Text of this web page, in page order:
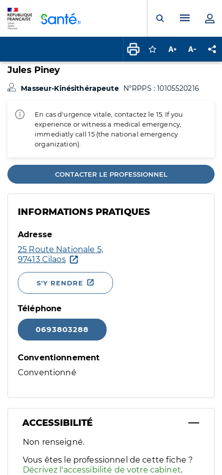
Ouvrir laMenu
Connectez-vous
Augmenter la
Jules Piney
Masseur-Kinésithérapeute N°RPPS : 10105520216
En cas d'urgence vitale, contactez le 15. If you
experience or witness a medical emergency,
immediatly call 15 (the national emergency
organization).
CONTACTER LE PROFESSIONNEL
INFORMATIONS PRATIQUES
Adresse
25 Route Nationale 5,
97413 Cilaos
S'Y RENDRE
Téléphone
0693803288
Conventionnement
Conventionné
ACCESSIBILITÉ
Filtres
Sélectionnez un ou plusieurs handicaps/besoins
Non renseigné.
Vous êtes le professionnel de cette fiche ?
Décrivez l'accessibilité de votre cabinet.